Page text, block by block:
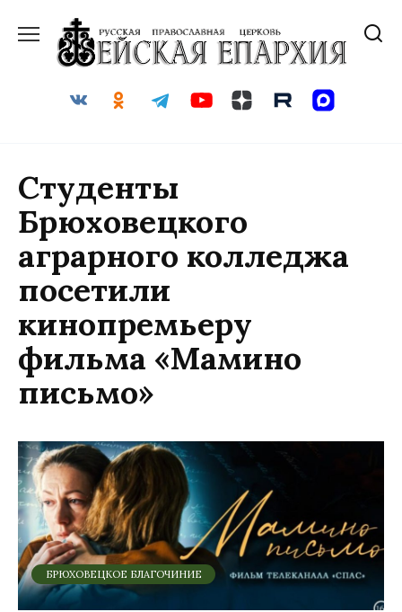
содержанию
Студенты
Брюховецкого
аграрного колледжа
посетили
кинопремьеру
фильма «Мамино
письмо»
БРЮХОВЕЦКОЕ БЛАГОЧИНИЕ